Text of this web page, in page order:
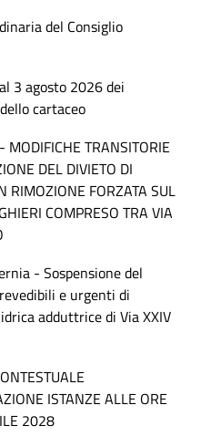
del Consiglio
3 agosto 2026 dei
cartaceo
TRANSITORIE
DEL DIVIETO DI
RIMOZIONE FORZATA SUL
COMPRESO TRA VIA
- Sospensione del
e urgenti di
adduttrice di Via XXIV
ISTANZE ALLE ORE
2028